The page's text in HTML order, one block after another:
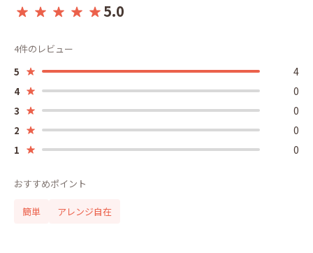
5.0
4件のレビュー
5
4
4 0
3 0
2 0
1 0
おすすめポイント
簡単 アレンジ自在